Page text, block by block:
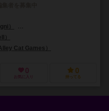
）
）
Cat Games）
0
お気に入り
0
持ってる